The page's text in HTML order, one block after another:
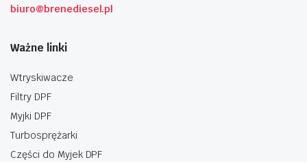
biuro@brenediesel.pl
Ważne linki
Wtryskiwacze
Filtry DPF
Myjki DPF
Turbosprężarki
Części do Myjek DPF